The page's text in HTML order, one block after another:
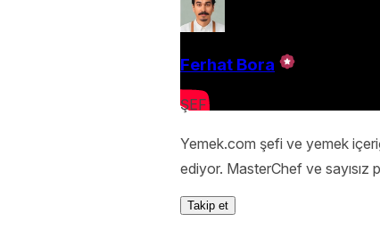
Ferhat Bora
ŞEF
Yemek.com şefi ve yemek
ediyor. MasterChef ve sayısız
Takip et